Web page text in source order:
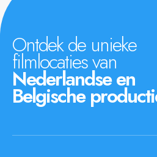
Ontdek de unieke
filmlocaties van
Nederlandse en
Belgische